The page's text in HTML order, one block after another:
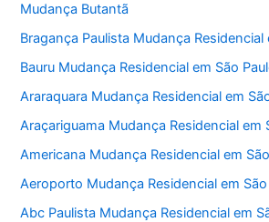
Mudança Butantã
Bragança Paulista Mudança Residencial
Bauru Mudança Residencial em São
Araraquara Mudança Residencial em
Araçariguama Mudança Residencial em
Americana Mudança Residencial em
Aeroporto Mudança Residencial em São
Abc Paulista Mudança Residencial em